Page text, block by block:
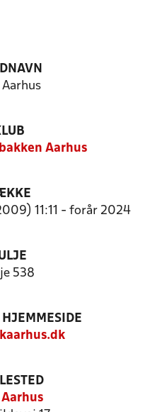
Aarhus
Aarhus
11:11 - forår 2024
538
HJEMMESIDE
Aarhus